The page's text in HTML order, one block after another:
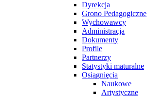
Dyrekcja
Grono Pedagogiczne
Wychowawcy
Administracja
Dokumenty
Profile
Partnerzy
Statystyki maturalne
Osiągnięcia
Naukowe
Artystyczne